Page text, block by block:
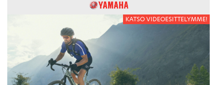
KATSO VIDEOESITTELYMME!